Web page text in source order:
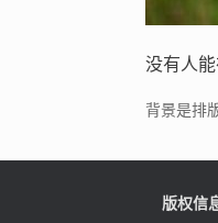
没有人
背景是排
版权信